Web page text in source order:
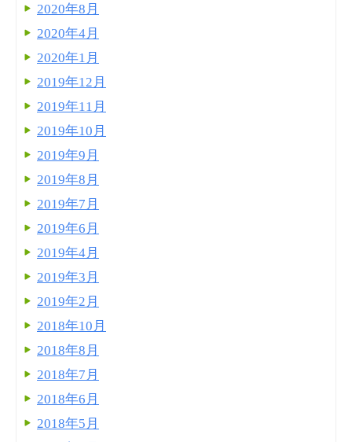
2020年8月
2020年4月
2020年1月
2019年12月
2019年11月
2019年10月
2019年9月
2019年8月
2019年7月
2019年6月
2019年4月
2019年3月
2019年2月
2018年10月
2018年8月
2018年7月
2018年6月
2018年5月